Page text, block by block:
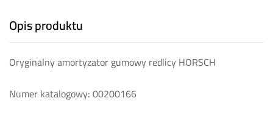
Opis produktu
Oryginalny amortyzator gumowy redlicy HORSCH
Numer katalogowy: 00200166